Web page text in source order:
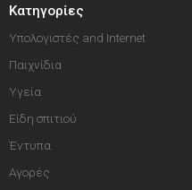
Κατηγορίες
Υπολογιστές and Internet
Παιχνίδια
Υγεία
Είδη σπιτιού
Έντυπα
Αγορές